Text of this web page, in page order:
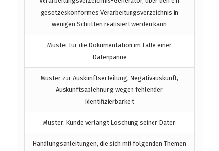
gesetzeskonformes Verarbeitungsverzeichnis in
wenigen Schritten realisiert werden kann
Muster für die Dokumentation im Falle einer
Datenpanne
Muster zur Auskunftserteilung, Negativauskunft,
Auskunftsablehnung wegen fehlender
Identifizierbarkeit
Muster: Kunde verlangt Löschung seiner Daten
Handlungsanleitungen, die sich mit folgenden Themen